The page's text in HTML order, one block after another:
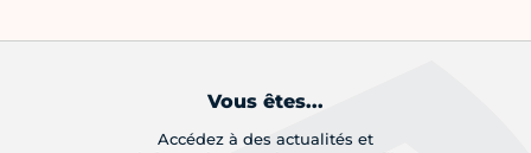
Vous êtes...
Accédez à des actualités et